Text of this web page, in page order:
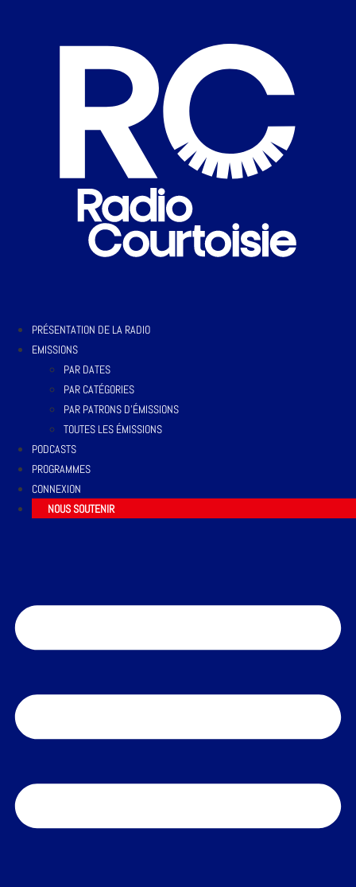
PRÉSENTATION DE LA RADIO
EMISSIONS
PAR DATES
PAR CATÉGORIES
PAR PATRONS D’ÉMISSIONS
TOUTES LES ÉMISSIONS
PODCASTS
PROGRAMMES
CONNEXION
NOUS SOUTENIR